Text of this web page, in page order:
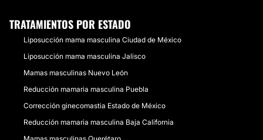
TRATAMIENTOS POR ESTADO
Liposucción mama masculina Ciudad de México
Liposucción mama masculina Jalisco
Mamas masculinas Nuevo León
Reducción mamaria masculina Puebla
Corrección ginecomastia Estado de México
Reducción mamaria masculina Baja California